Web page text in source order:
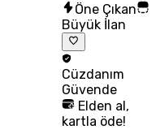
Öne Çıkan
Büyük İlan
Cüzdanım
Güvende
Elden al,
kartla öde!